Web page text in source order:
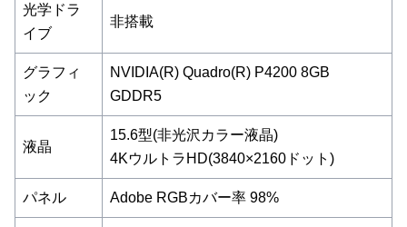
光学ドラ
イブ
非搭載
グラフィ
ック
NVIDIA(R) Quadro(R) P4200 8GB
GDDR5
液晶
15.6型(非光沢カラー液晶)
4KウルトラHD(3840×2160ドット)
パネル Adobe RGBカバー率 98%